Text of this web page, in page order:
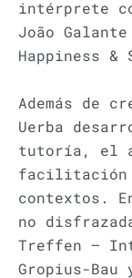
intérprete
João
Happiness &
Además de
Uerba
tutoría, el
facilitación
contextos.
no
Treffen –
Gropius-Bau